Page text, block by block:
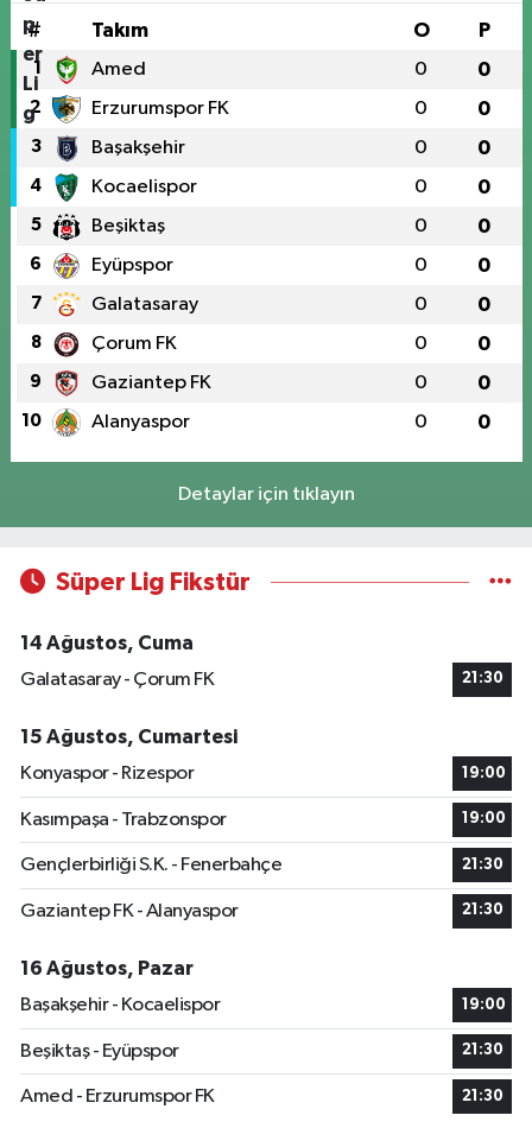
# Takım O P
1 Amed 0 0
2 Erzurumspor FK 0 0
3 Başakşehir 0 0
4 Kocaelispor 0 0
5 Beşiktaş 0 0
6 Eyüpspor 0 0
7 Galatasaray 0 0
8 Çorum FK 0 0
9 Gaziantep FK 0 0
10 Alanyaspor 0 0
Detaylar için tıklayın
Süper Lig Fikstür
14 Ağustos, Cuma
Galatasaray - Çorum FK
21:30
15 Ağustos, Cumartesi
Konyaspor - Rizespor
19:00
Kasımpaşa - Trabzonspor 19:00
Gençlerbirliği S.K. - Fenerbahçe 21:30
Gaziantep FK - Alanyaspor 21:30
16 Ağustos, Pazar
Başakşehir - Kocaelispor
19:00
Beşiktaş - Eyüpspor 21:30
Amed - Erzurumspor FK 21:30